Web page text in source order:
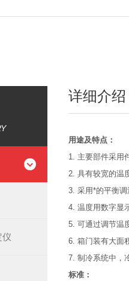
仪
详细介绍
用途及特点：
1. 主要部件采用
2. 具有较宽的温
3. 采用*的平衡
4. 温度用数字显
5. 可通过调节温
6. 箱门装有大面
7. 制冷系统中，
标准：